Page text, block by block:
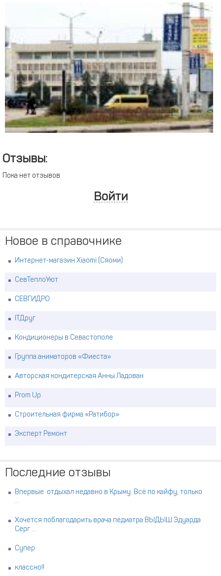
Отзывы:
Пока нет отзывов
Войти
Новое в справочнике
Интернет-магазин Xiaomi (Сяоми)
СевТеплоУют
СЕВГИДРО
ITДруг
Кондиционеры в Севастополе
Группа аниматоров «Фиеста»
Авторская кондитерская Анны Ладован
Prom Up
Строительная фирма «Ратибор»
Эксперт Ремонт
Последние отзывы
Впервые отдыхал недавно в Крыму. Всё по кайфу, только
...
Хочется поблагодарить врача педиатра ВЫДЫШ Эдуарда
Серг ...
Супер
классно!!